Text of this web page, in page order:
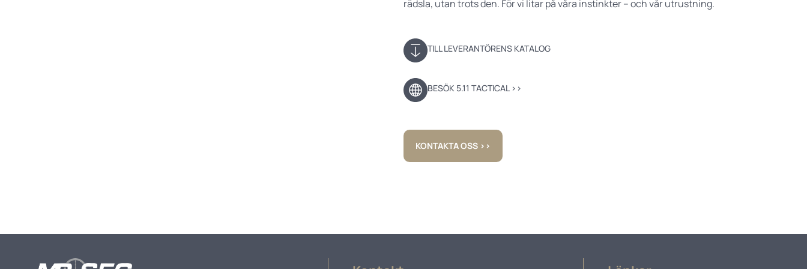
rädsla, utan trots den. För vi litar på våra instinkter – och vår utrustning.
TILL LEVERANTÖRENS KATALOG
BESÖK 5.11 TACTICAL ››
KONTAKTA OSS ››